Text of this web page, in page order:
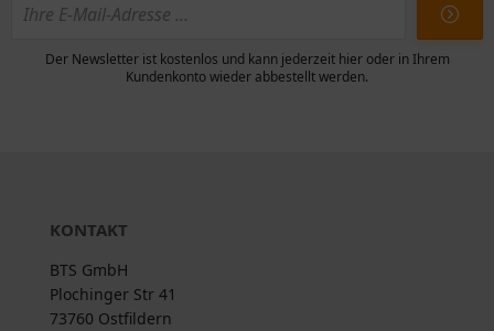
Der Newsletter ist kostenlos und kann jederzeit hier oder in Ihrem
Kundenkonto wieder abbestellt werden.
KONTAKT
BTS GmbH
Plochinger Str 41
73760 Ostfildern